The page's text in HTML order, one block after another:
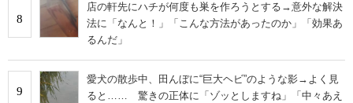
8
店の軒先にハチが何度も巣を作ろうとする→意外な解決
法に「なんと！」「こんな方法があったのか」「効果あ
るんだ」
9
愛犬の散歩中、田んぼに“巨大ヘビ”のような影→よく見
ると…… 驚きの正体に「ゾッとしますね」「中々あえ